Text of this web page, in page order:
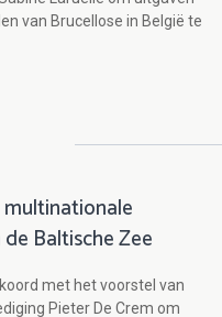
van Brucellose in België te
multinationale
Baltische Zee
met het voorstel van
Pieter De Crem om